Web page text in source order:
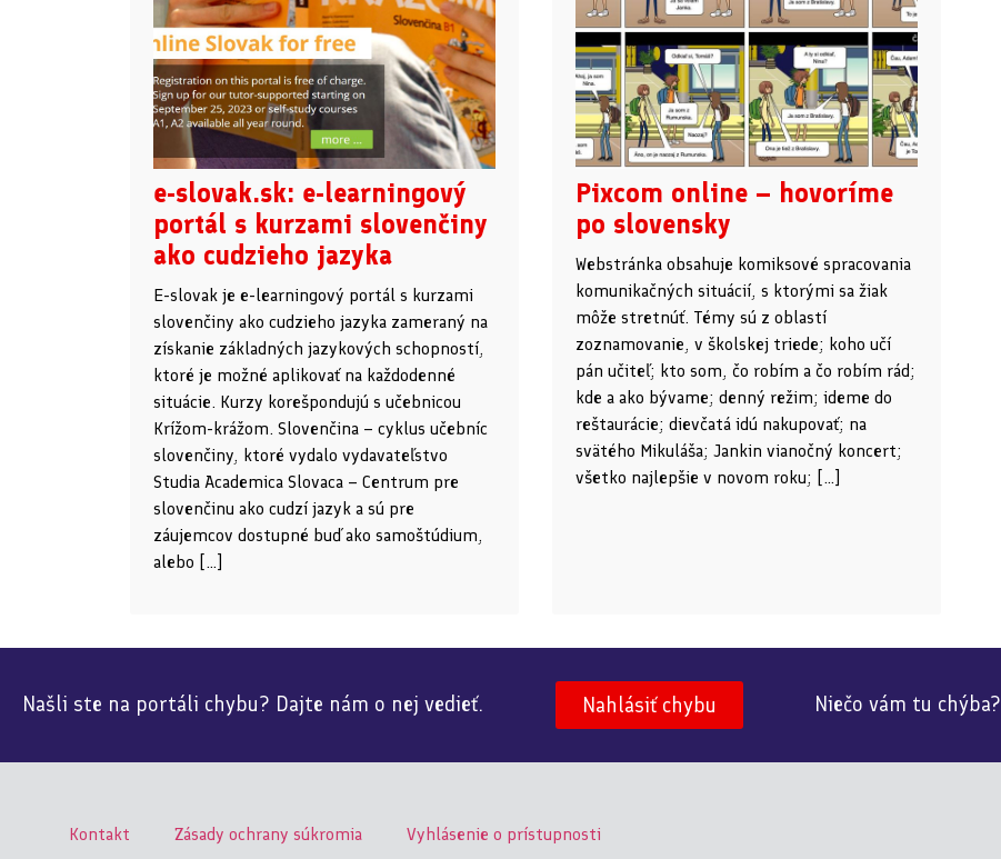
e-slovak.sk: e-learningový
portál s kurzami slovenčiny
ako cudzieho jazyka
E-slovak je e-learningový portál s kurzami
slovenčiny ako cudzieho jazyka zameraný na
získanie základných jazykových schopností,
ktoré je možné aplikovať na každodenné
situácie. Kurzy korešpondujú s učebnicou
Krížom-krážom. Slovenčina – cyklus učebníc
slovenčiny, ktoré vydalo vydavateľstvo
Studia Academica Slovaca – Centrum pre
slovenčinu ako cudzí jazyk a sú pre
záujemcov dostupné buď ako samoštúdium,
alebo […]
Pixcom online – hovoríme
po slovensky
Webstránka obsahuje komiksové spracovania
komunikačných situácií, s ktorými sa žiak
môže stretnúť. Témy sú z oblastí
zoznamovanie, v školskej triede; koho učí
pán učiteľ; kto som, čo robím a čo robím rád;
kde a ako bývame; denný režim; ideme do
reštaurácie; dievčatá idú nakupovať; na
svätého Mikuláša; Jankin vianočný koncert;
všetko najlepšie v novom roku; […]
Našli ste na portáli chybu? Dajte nám o nej vedieť. Nahlásiť chybu Niečo vám tu chýba?
Kontakt Zásady ochrany súkromia Vyhlásenie o prístupnosti